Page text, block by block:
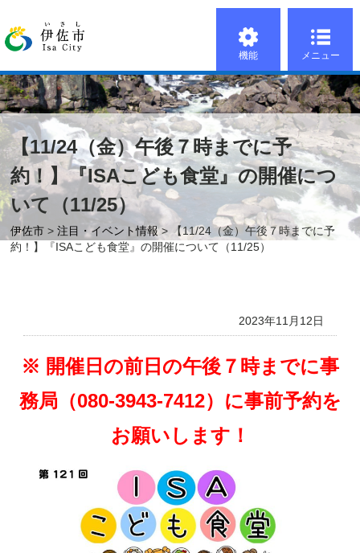
機能 メニュー
【11/24（金）午後７時までに予
約！】『ISAこども食堂』の開催につ
いて（11/25）
伊佐市 >注目・イベント情報> 【11/24（金）午後７時までに予
約！】『ISAこども食堂』の開催について（11/25）
2023年11月12日
※ 開催日の前日の午後７時までに事
務局（080-3943-7412）に事前予約を
お願いします！